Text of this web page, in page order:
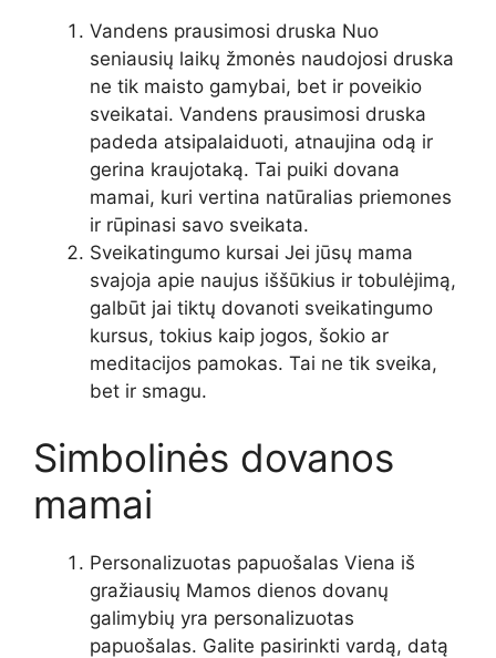
Vandens prausimosi druska Nuo
seniausių laikų žmonės naudojosi druska
ne tik maisto gamybai, bet ir poveikio
sveikatai. Vandens prausimosi druska
padeda atsipalaiduoti, atnaujina odą ir
gerina kraujotaką. Tai puiki dovana
mamai, kuri vertina natūralias priemones
ir rūpinasi savo sveikata.
Sveikatingumo kursai Jei jūsų mama
svajoja apie naujus iššūkius ir tobulėjimą,
galbūt jai tiktų dovanoti sveikatingumo
kursus, tokius kaip jogos, šokio ar
meditacijos pamokas. Tai ne tik sveika,
bet ir smagu.
Simbolinės dovanos
mamai
Personalizuotas papuošalas Viena iš
gražiausių Mamos dienos dovanų
galimybių yra personalizuotas
papuošalas. Galite pasirinkti vardą, datą